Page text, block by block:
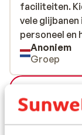
faciliteiten.
vele
personeel en
faciliteiten.
vele
personeel en
Anoniem
Groep
Ligging